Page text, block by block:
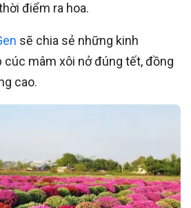
điểm ra hoa.
sẽ chia sẻ những kinh
mâm xôi nở đúng tết, đồng
cao.